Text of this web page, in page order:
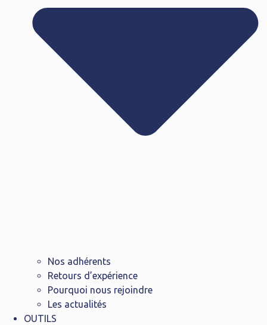
Nos adhérents
Retours d’expérience
Pourquoi nous rejoindre
Les actualités
OUTILS